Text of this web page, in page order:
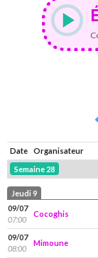
Date Organisateur
Semaine 28
Jeudi 9
09/07
07:00
Cocoghis
09/07
08:00
Mimoune